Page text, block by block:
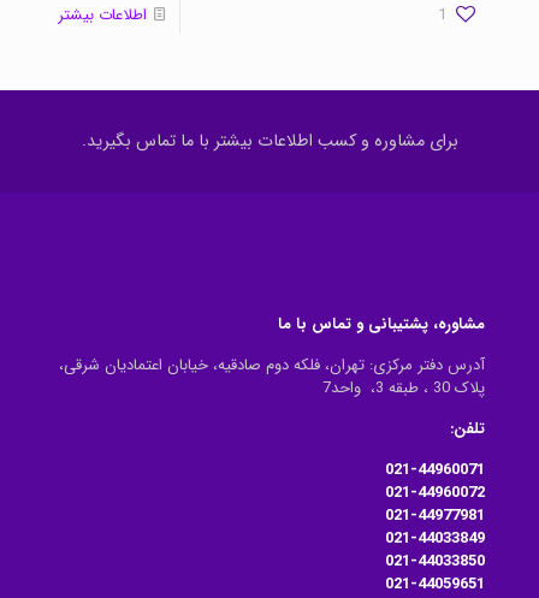
1 اطلاعات بیشتر
برای مشاوره و کسب اطلاعات بیشتر با ما تماس بگیرید.
مشاوره، پشتیبانی و تماس با ما
آدرس دفتر مرکزی: تهران، فلکه دوم صادقیه، خیابان اعتمادیان شرقی،
پلاک 30 ، طبقه 3، واحد7
تلفن:
021-44960071
021-44960072
021-44977981
021-44033849
021-44033850
021-44059651